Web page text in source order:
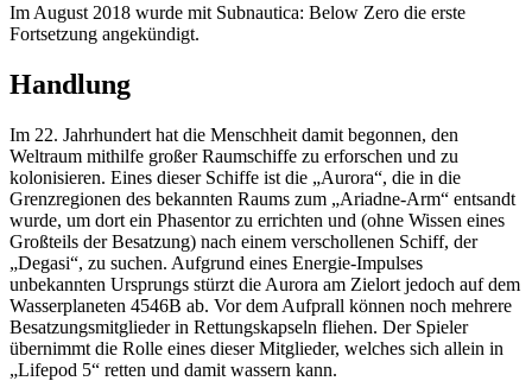
Im August 2018 wurde mit Subnautica: Below Zero die erste
Fortsetzung angekündigt.
Handlung
Im 22. Jahrhundert hat die Menschheit damit begonnen, den
Weltraum mithilfe großer Raumschiffe zu erforschen und zu
kolonisieren. Eines dieser Schiffe ist die „Aurora“, die in die
Grenzregionen des bekannten Raums zum „Ariadne-Arm“ entsandt
wurde, um dort ein Phasentor zu errichten und (ohne Wissen eines
Großteils der Besatzung) nach einem verschollenen Schiff, der
„Degasi“, zu suchen. Aufgrund eines Energie-Impulses
unbekannten Ursprungs stürzt die Aurora am Zielort jedoch auf dem
Wasserplaneten 4546B ab. Vor dem Aufprall können noch mehrere
Besatzungsmitglieder in Rettungskapseln fliehen. Der Spieler
übernimmt die Rolle eines dieser Mitglieder, welches sich allein in
„Lifepod 5“ retten und damit wassern kann.